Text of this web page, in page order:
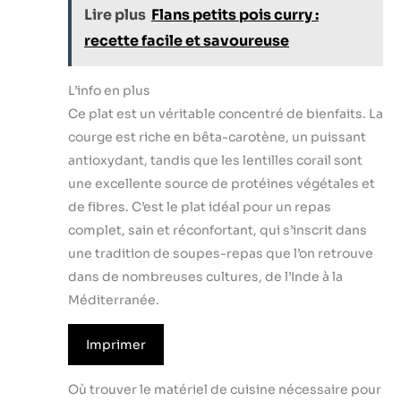
Lire plus Flans petits pois curry :
recette facile et savoureuse
L’info en plus
Ce plat est un véritable concentré de bienfaits. La
courge est riche en bêta-carotène, un puissant
antioxydant, tandis que les lentilles corail sont
une excellente source de protéines végétales et
de fibres. C’est le plat idéal pour un repas
complet, sain et réconfortant, qui s’inscrit dans
une tradition de soupes-repas que l’on retrouve
dans de nombreuses cultures, de l’Inde à la
Méditerranée.
Imprimer
Où trouver le matériel de cuisine nécessaire pour